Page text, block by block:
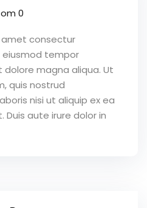
0
amet consectur
eiusmod tempor
magna aliqua. Ut
quis nostrud
nisi ut aliquip ex ea
aute irure dolor in